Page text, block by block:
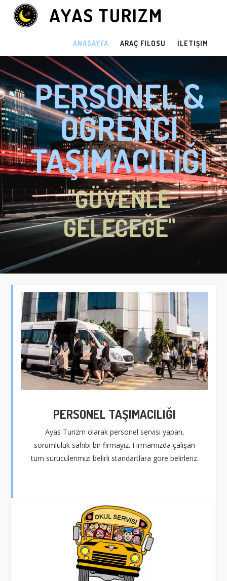
AYAS TURIZM
ANASAYFA ARAÇ FILOSU İLETIŞIM
PERSONEL &
ÖĞRENCİ
TAŞIMACILIĞI
"GÜVENLE
GELECEĞE"
PERSONEL TAŞIMACILIĞI
Ayas Turizm olarak personel servisi yapan,
sorumluluk sahibi bir firmayız. Firmamızda çalışan
tüm sürücülerimizi belirli standartlara göre belirleriz.